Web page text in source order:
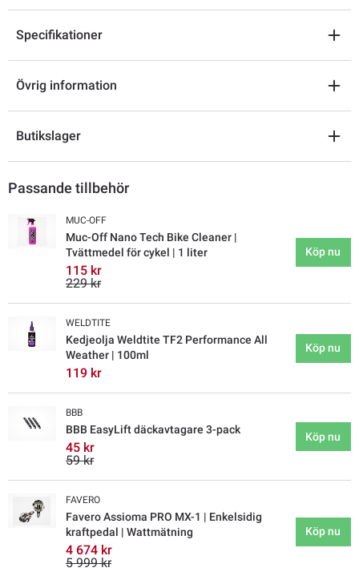
Specifikationer
Övrig information
Butikslager
Passande tillbehör
MUC-OFF
Muc-Off Nano Tech Bike Cleaner |
Tvättmedel för cykel | 1 liter
115 kr
229 kr
Köp nu
WELDTITE
Kedjeolja Weldtite TF2 Performance All
Weather | 100ml
119 kr
Köp nu
BBB
BBB EasyLift däckavtagare 3-pack
45 kr
59 kr
Köp nu
FAVERO
Favero Assioma PRO MX-1 | Enkelsidig
kraftpedal | Wattmätning
4 674 kr
5 999 kr
Köp nu